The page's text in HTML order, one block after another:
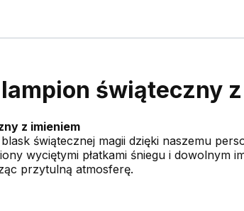
świąteczny
z imieniem
świątecznej magii dzięki naszemu
wyciętymi płatkami śniegu i dowolnym
przytulną atmosferę.